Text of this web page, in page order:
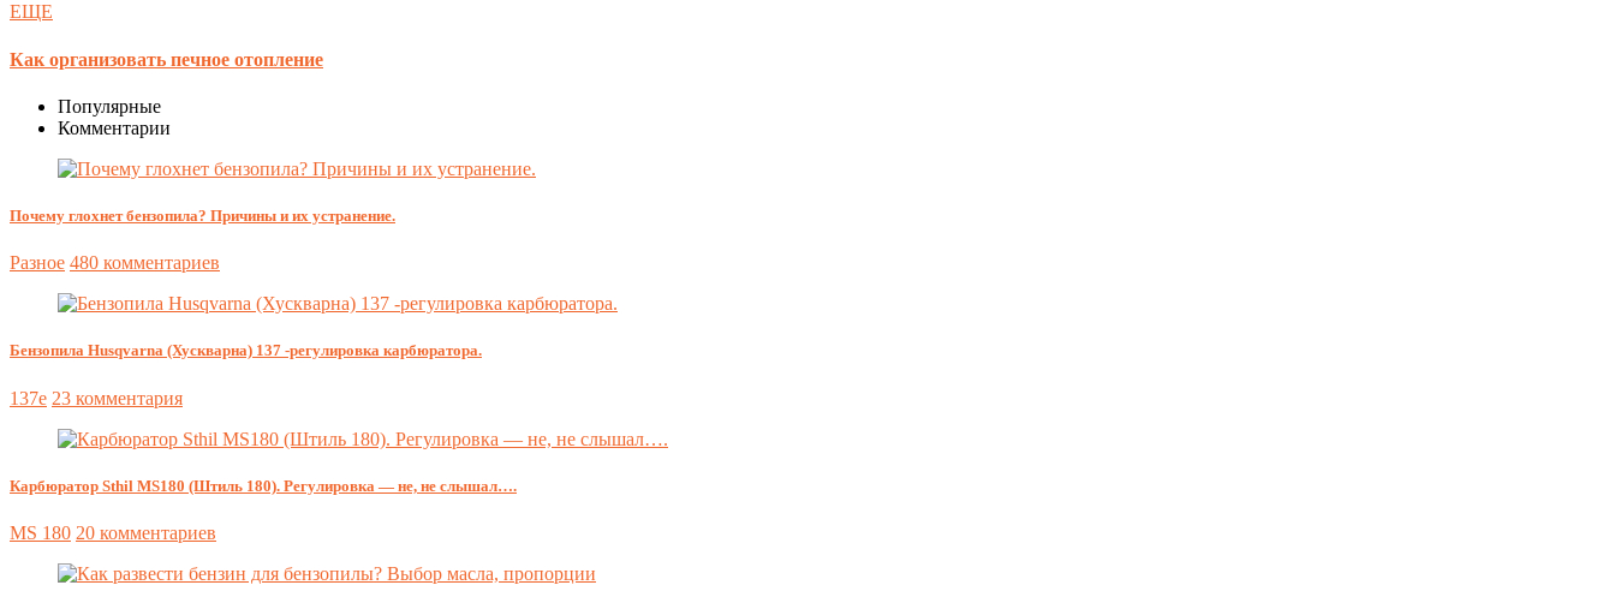
ЕЩЕ
Как организовать печное отопление
Популярные
Комментарии
Почему глохнет бензопила? Причины и их устранение.
Разное 480 комментариев
Бензопила Husqvarna (Хускварна) 137 -регулировка карбюратора.
137e 23 комментария
Карбюратор Sthil MS180 (Штиль 180). Регулировка — не, не слышал….
MS 180 20 комментариев